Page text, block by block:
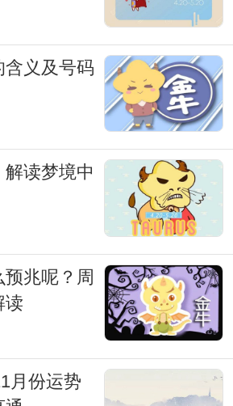
梦境中的鬼怪，用理解和
们的到来。在这个过程
现，梦境不仅是睡眠的一
成长和自我探索的重要路
中的鬼怪，我们可以更加
找到内心深处真正的平静
义及号码
读梦境中
兆呢？周
读
月份运势